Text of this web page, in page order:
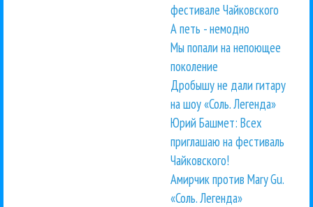
фестивале Чайковского
А петь - немодно
Мы попали на непоющее
поколение
Дробышу не дали гитару
на шоу «Соль. Легенда»
Юрий Башмет: Всех
приглашаю на фестиваль
Чайковского!
Амирчик против Mary Gu.
«Соль. Легенда»